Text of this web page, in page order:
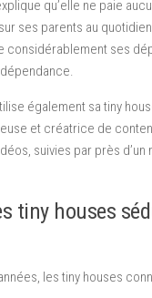
qu’elle ne paie
ses parents au
considérablement ses
également sa tiny
et créatrice de
suivies par près d’un
tiny houses
les tiny houses